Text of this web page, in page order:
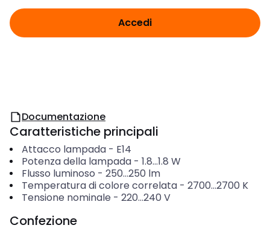
Accedi
Documentazione
Caratteristiche principali
Attacco lampada- E14
Potenza della lampada- 1.8...1.8 W
Flusso luminoso - 250...250 lm
Temperatura di colore correlata- 2700...2700 K
Tensione nominale - 220...240 V
Confezione